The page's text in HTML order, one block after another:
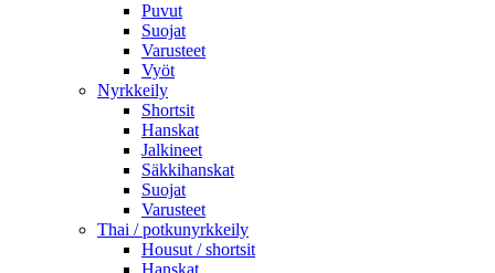
Puvut
Suojat
Varusteet
Vyöt
Nyrkkeily
Shortsit
Hanskat
Jalkineet
Säkkihanskat
Suojat
Varusteet
Thai / potkunyrkkeily
Housut / shortsit
Hanskat